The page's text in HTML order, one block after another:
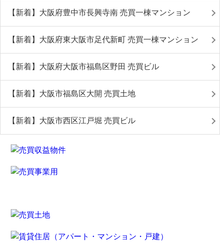
【新着】大阪府豊中市長興寺南 売買一棟マンション
【新着】大阪府東大阪市足代新町 売買一棟マンション
【新着】大阪府大阪市福島区野田 売買ビル
【新着】大阪市福島区大開 売買土地
【新着】大阪市西区江戸堀 売買ビル